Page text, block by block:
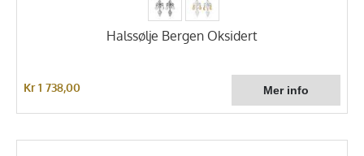
Halssølje Bergen Oksidert
Kr 1 738,00